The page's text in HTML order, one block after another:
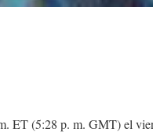
ET (5:28 p. m. GMT) el